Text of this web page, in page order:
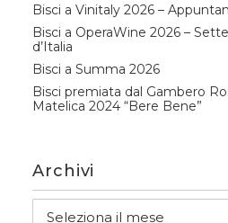
Bisci a Vinitaly 2026 –
Bisci a OperaWine 2026 –
d’Italia
Bisci a Summa 2026
Bisci premiata dal Gambero
Matelica 2024 “Bere Bene”
Archivi
Archivi